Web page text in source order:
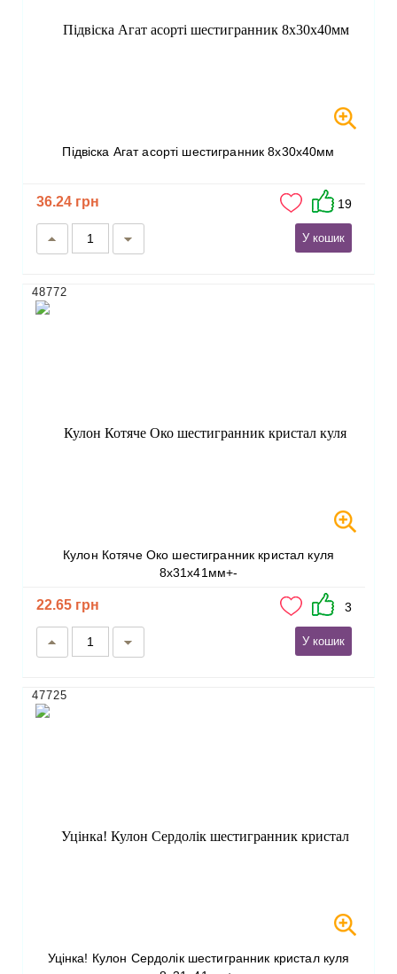
Підвіска Агат асорті шестигранник 8х30х40мм
36.24 грн 19
У кошик
Кулон Котяче Око шестигранник кристал куля
8х31х41мм+-
48772
22.65 грн 3
У кошик
Уцінка! Кулон Сердолік шестигранник кристал куля
47725